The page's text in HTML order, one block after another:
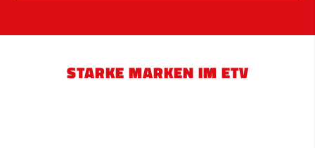
STARKE MARKEN IM ETV